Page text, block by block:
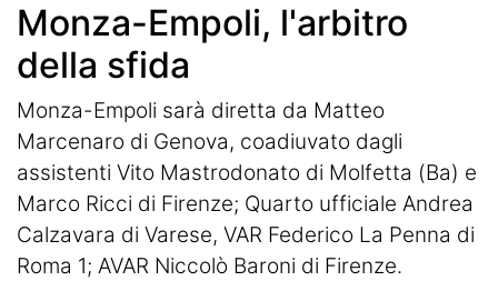
Monza-Empoli, l'arbitro
della sfida
Monza-Empoli sarà diretta da Matteo
Marcenaro di Genova, coadiuvato dagli
assistenti Vito Mastrodonato di Molfetta (Ba) e
Marco Ricci di Firenze; Quarto ufficiale Andrea
Calzavara di Varese, VAR Federico La Penna di
Roma 1; AVAR Niccolò Baroni di Firenze.